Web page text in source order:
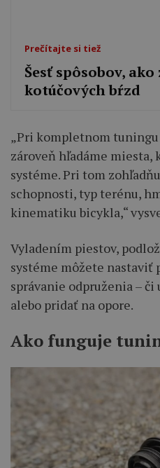
Prečítajte si tiež
Šesť spôsobov,
kotúčových bŕzd
„Pri kompletnom
zároveň hľadáme miesta,
systéme. Pri tom
schopnosti, typ terénu,
kinematiku bicykla,“
Vyladením piestov,
systéme môžete
správanie odpruženia –
alebo pridať na opore.
Ako funguje